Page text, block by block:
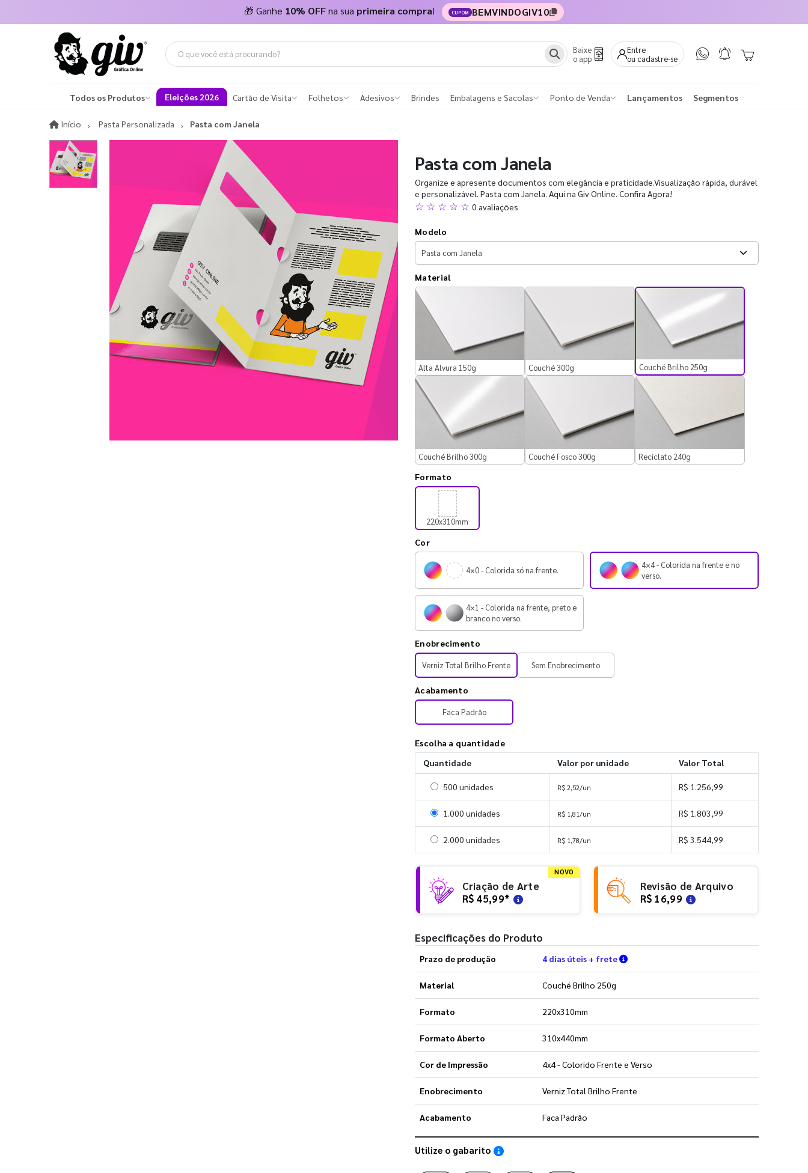
🎁 Ganhe 10% OFFna sua primeira compra! CUPOM BEMVINDOGIV10
Baixe
o app
Entre
ou cadastre-se
Todos os Produtos Eleições 2026 Cartão de Visita Folhetos Adesivos Brindes Embalagens e Sacolas Ponto de Venda Lançamentos Segmentos
Início InícioPasta Personalizada Pasta com Janela
Pasta com Janela
Organize e apresente documentos com elegância e praticidade.Visualização rápida, durável
e personalizável. Pasta com Janela. Aqui na Giv Online. Confira Agora!
☆ ☆ ☆ ☆ ☆ 0 avaliações
Modelo
Material
Alta Alvura 150g Couché 300g Couché Brilho 250g
Couché Brilho 300g Couché Fosco 300g Reciclato 240g
Formato
220x310mm
Cor
4×0 - Colorida só na frente.
4×4 - Colorida na frente e no
verso.
4×1 - Colorida na frente, preto e
branco no verso.
Enobrecimento
Verniz Total Brilho Frente Sem Enobrecimento
Acabamento
Faca Padrão
Escolha a quantidade
Quantidade
Valor por unidade Valor Total
Selecionar 500 unidades
500 unidades R$ 2,52/un R$ 1.256,99
Selecionar 1000 unidades
1.000 unidades R$ 1,81/un R$ 1.803,99
Selecionar 2000 unidades
2.000 unidades R$ 1,78/un R$ 3.544,99
NOVO
Criação de Arte
R$ 45,99*
Revisão de Arquivo
R$ 16,99
Especificações do Produto
Prazo de produção 4 dias úteis + frete Verifique as condições de entrega
Material Couché Brilho 250g
Formato 220x310mm
Formato Aberto 310x440mm
Cor de Impressão 4x4 - Colorido Frente e Verso
Enobrecimento Verniz Total Brilho Frente
Acabamento Faca Padrão
Utilize o gabarito Saiba como utilizar os nossos gabaritos